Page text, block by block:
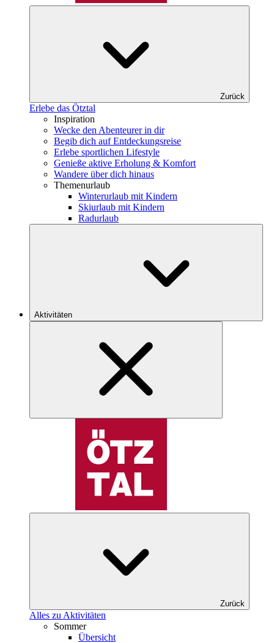
Zurück
Erlebe das Ötztal
Inspiration
Wecke den Abenteurer in dir
Begib dich auf Entdeckungsreise
Erlebe sportlichen Lifestyle
Genieße aktive Erholung & Komfort
Wandere über dich hinaus
Themenurlaub
Winterurlaub mit Kindern
Skiurlaub mit Kindern
Radurlaub
Aktivitäten
Zurück
Alles zu Aktivitäten
Sommer
Übersicht